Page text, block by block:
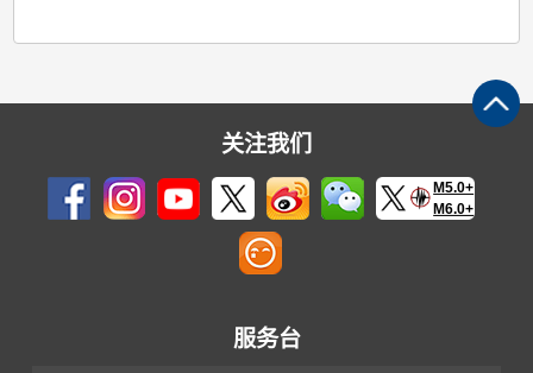
关注我们
M5.0+
M6.0+
服务台